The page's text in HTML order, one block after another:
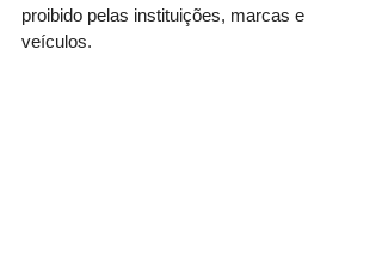
proibido pelas instituições, marcas e
veículos.